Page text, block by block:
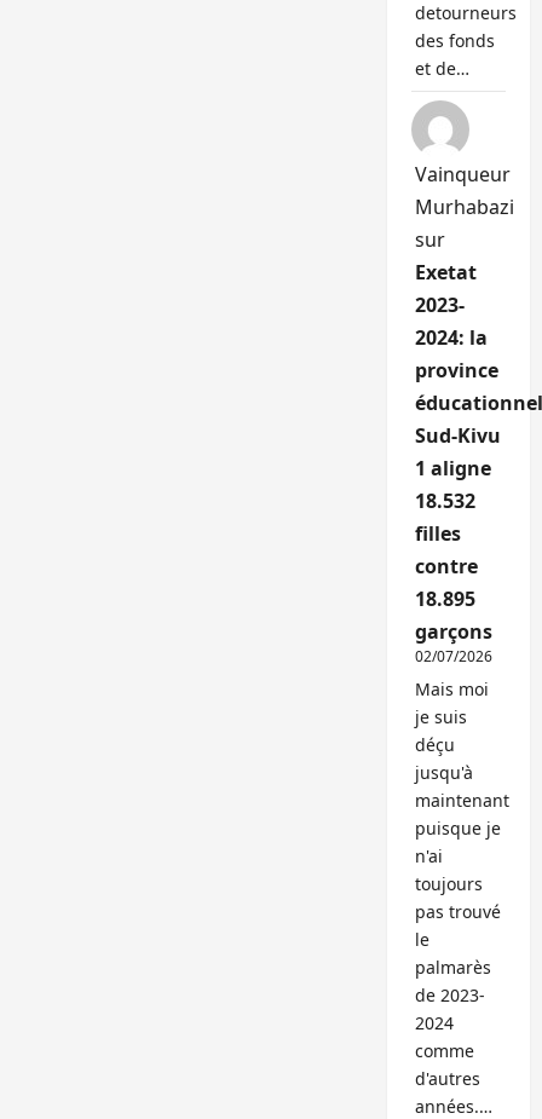
detourneurs
des fonds
et de…
Vainqueur
Murhabazi
sur
Exetat
2023-
2024: la
province
Sud-Kivu
1 aligne
18.532
filles
contre
18.895
garçons
02/07/2026
Mais moi
je suis
déçu
jusqu'à
maintenant
puisque je
n'ai
toujours
pas trouvé
le
palmarès
de 2023-
2024
comme
d'autres
années.…